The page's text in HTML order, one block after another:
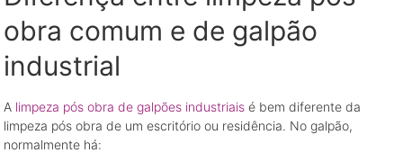
obra comum e de galpão
industrial
A limpeza pós obra de galpões industriais é bem diferente da
limpeza pós obra de um escritório ou residência. No galpão,
normalmente há: